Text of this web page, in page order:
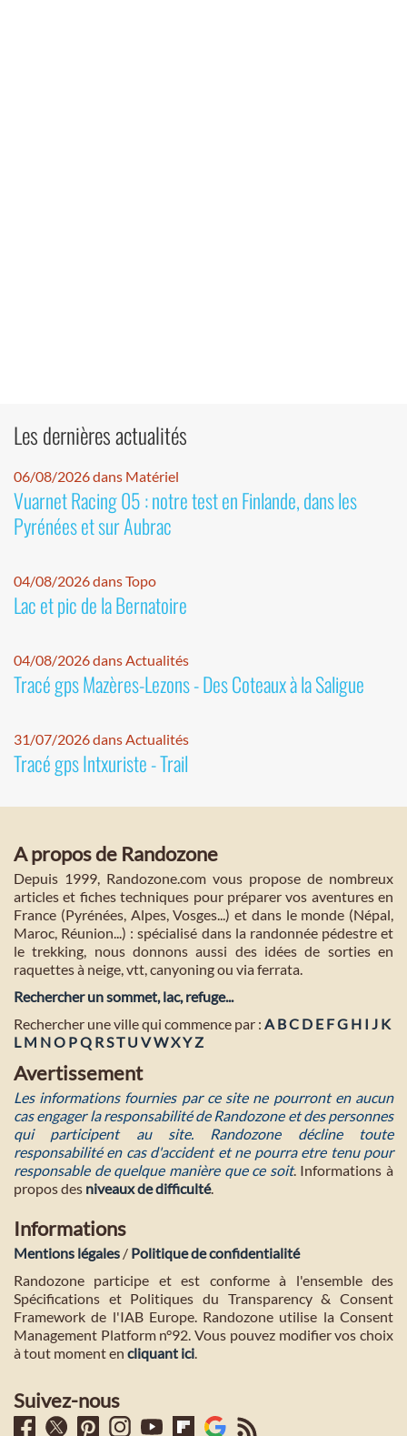
Les dernières actualités
06/08/2026 dans Matériel
Vuarnet Racing 05 : notre test en Finlande, dans les
Pyrénées et sur Aubrac
04/08/2026 dans Topo
Lac et pic de la Bernatoire
04/08/2026 dans Actualités
Tracé gps Mazères-Lezons - Des Coteaux à la Saligue
31/07/2026 dans Actualités
Tracé gps Intxuriste - Trail
A propos de Randozone
Depuis 1999, Randozone.com vous propose de nombreux
articles et fiches techniques pour préparer vos aventures en
France (Pyrénées, Alpes, Vosges...) et dans le monde (Népal,
Maroc, Réunion...) : spécialisé dans la randonnée pédestre et
le trekking, nous donnons aussi des idées de sorties en
raquettes à neige, vtt, canyoning ou via ferrata.
Rechercher un sommet, lac, refuge...
Rechercher une ville qui commence par : A BC D E FG H I J K
L M NO PQ RST U VWXYZ
Avertissement
Les informations fournies par ce site ne pourront en aucun
cas engager la responsabilité de Randozone et des personnes
qui participent au site. Randozone décline toute
responsabilité en cas d'accident et ne pourra etre tenu pour
responsable de quelque manière que ce soit. Informations à
propos des niveaux de difficulté.
Informations
Mentions légales / Politique de confidentialité
Randozone participe et est conforme à l'ensemble des
Spécifications et Politiques du Transparency & Consent
Framework de l'IAB Europe. Randozone utilise la Consent
Management Platform n°92. Vous pouvez modifier vos choix
à tout moment en cliquant ici.
Suivez-nous